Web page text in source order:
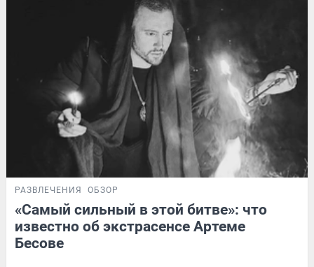
РАЗВЛЕЧЕНИЯ ОБЗОР
«Самый сильный в этой битве»: что
известно об экстрасенсе Артеме
Бесове